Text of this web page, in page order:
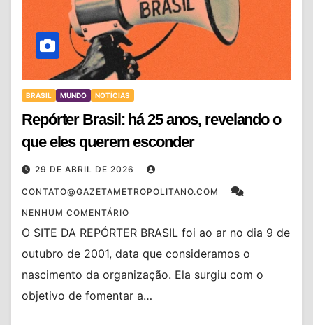
BRASIL MUNDO NOTÍCIAS
Repórter Brasil: há 25 anos, revelando o
que eles querem esconder
29 DE ABRIL DE 2026
CONTATO@GAZETAMETROPOLITANO.COM
NENHUM COMENTÁRIO
O SITE DA REPÓRTER BRASIL foi ao ar no dia 9 de
outubro de 2001, data que consideramos o
nascimento da organização. Ela surgiu com o
objetivo de fomentar a…